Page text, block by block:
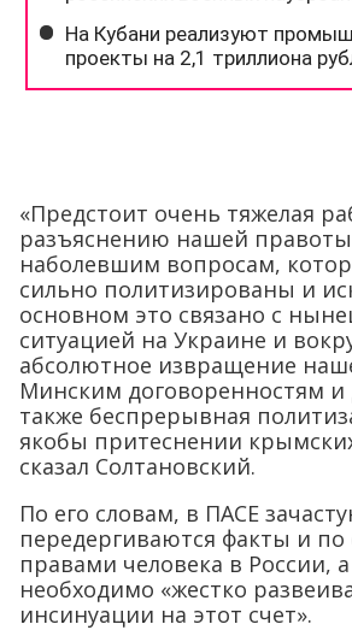
«Предстоит очень тяжелая
разъяснению нашей
наболевшим вопросам,
сильно политизированы и
основном это связано с
ситуацией на Украине и
абсолютное извращение
Минским договоренностям и
также беспрерывная
якобы притеснении
сказал Солтановский.
По его словам, в ПАСЕ
передергиваются факты и по
правами человека в России,
необходимо «жестко
инсинуации на этот счет».